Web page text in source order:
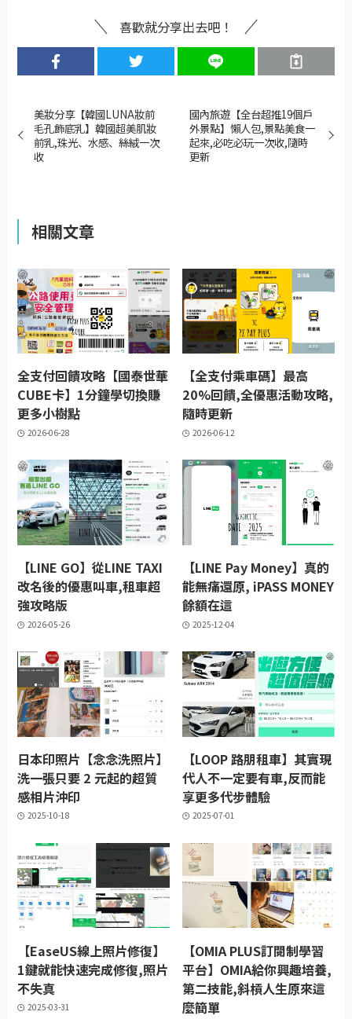
喜歡就分享出去吧！
美妝分享【韓國LUNA妝前
毛孔飾底乳】韓國超美肌妝
前乳,珠光、水感、絲絨一次
收
國內旅遊【全台超推19個戶
外景點】懶人包,景點美食一
起來,必吃必玩一次收,隨時
更新
相關文章
全支付回饋攻略【國泰世華
CUBE卡】1分鐘學切換賺
更多小樹點
2026-06-28
【全支付乘車碼】最高
20%回饋,全優惠活動攻略,
隨時更新
2026-06-12
【LINE GO】從LINE TAXI
改名後的優惠叫車,租車超
強攻略版
2026-05-26
【LINE Pay Money】真的
能無痛還原, iPASS MONEY
餘額在這
2025-12-04
日本印照片【念念洗照片】
洗一張只要 2 元起的超質
感相片沖印
2025-10-18
【LOOP 路朋租車】其實現
代人不一定要有車,反而能
享更多代步體驗
2025-07-01
【EaseUS線上照片修復】
1鍵就能快速完成修復,照片
不失真
2025-03-31
【OMIA PLUS訂閱制學習
平台】OMIA給你興趣培養,
第二技能,斜槓人生原來這
麼簡單